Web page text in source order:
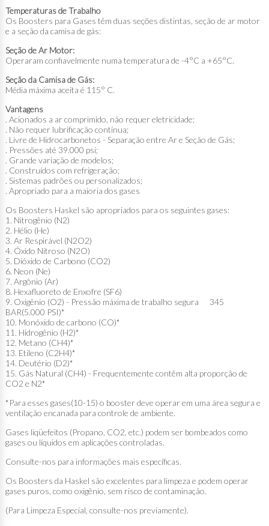
Temperaturas de Trabalho
Os Boosters para Gases têm duas seções distintas, seção de ar motor
e a seção da camisa de gás:
Seção de Ar Motor:
Operaram confiavelmente numa temperatura de -4°C a +65°C.
Seção da Camisa de Gás:
Média máxima aceita é 115° C.
Vantagens
. Acionados a ar comprimido, não requer eletricidade;
. Não requer lubrificação contínua;
. Livre de Hidrocarbonetos - Separação entre Ar e Seção de Gás;
. Pressões até 39.000 psi;
. Grande variação de modelos;
. Construídos com refrigeração;
. Sistemas padrões ou personalizados;
. Apropriado para a maioria dos gases
Os Boosters Haskel são apropriados para os seguintes gases:
1. Nitrogênio (N2)
2. Hélio (He)
3. Ar Respirável (N2O2)
4. Óxido Nitroso (N2O)
5. Dióxido de Carbono (CO2)
6. Neon (Ne)
7. Argônio (Ar)
8. Hexafluoreto de Enxofre (SF6)
9. Oxigênio (O2) - Pressão máxima de trabalho segura 345
BAR(5.000 PSI)*
10. Monóxido de carbono (CO)*
11. Hidrogênio (H2)*
12. Metano (CH4)*
13. Etileno (C2H4)*
14. Deutério (D2)*
15. Gás Natural (CH4) - Frequentemente contêm alta proporção de
CO2 e N2*
*Para esses gases(10-15) o booster deve operar em uma área segura e
ventilação encanada para controle de ambiente.
Gases liqüefeitos (Propano, CO2, etc.) podem ser bombeados como
gases ou líquidos em aplicações controladas.
Consulte-nos para informações mais específicas.
Os Boosters da Haskel são excelentes para limpeza e podem operar
gases puros, como oxigênio, sem risco de contaminação.
(Para Limpeza Especial, consulte-nos previamente).